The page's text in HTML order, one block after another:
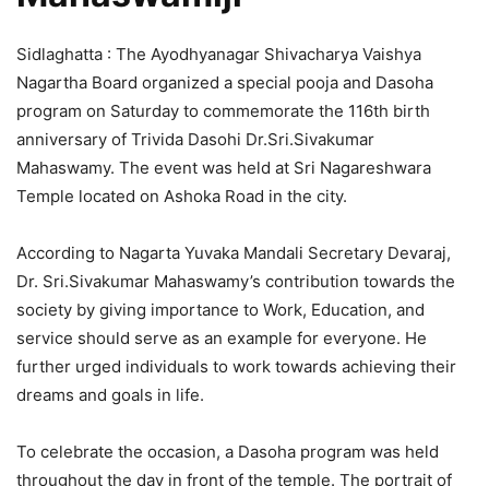
Sidlaghatta : The Ayodhyanagar Shivacharya Vaishya
Nagartha Board organized a special pooja and Dasoha
program on Saturday to commemorate the 116th birth
anniversary of Trivida Dasohi Dr.Sri.Sivakumar
Mahaswamy. The event was held at Sri Nagareshwara
Temple located on Ashoka Road in the city.
According to Nagarta Yuvaka Mandali Secretary Devaraj,
Dr. Sri.Sivakumar Mahaswamy’s contribution towards the
society by giving importance to Work, Education, and
service should serve as an example for everyone. He
further urged individuals to work towards achieving their
dreams and goals in life.
To celebrate the occasion, a Dasoha program was held
throughout the day in front of the temple. The portrait of